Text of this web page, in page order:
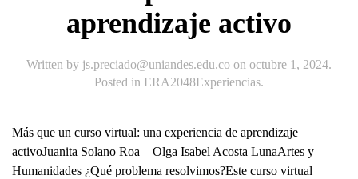
aprendizaje activo
Written by js.preciado@uniandes.edu.co on octubre 1, 2024.
Posted in ERA2048Experiencias.
Más que un curso virtual: una experiencia de aprendizaje
activoJuanita Solano Roa – Olga Isabel Acosta LunaArtes y
Humanidades ¿Qué problema resolvimos?Este curso virtual